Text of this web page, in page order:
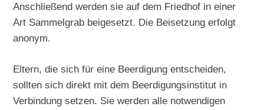
Anschließend werden sie auf dem Friedhof in einer
Art Sammelgrab beigesetzt. Die Beisetzung erfolgt
anonym.
Eltern, die sich für eine Beerdigung entscheiden,
sollten sich direkt mit dem Beerdigungsinstitut in
Verbindung setzen. Sie werden alle notwendigen